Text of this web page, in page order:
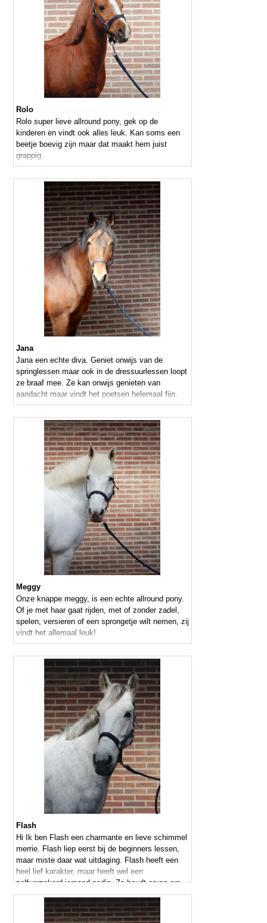
Rolo
Rolo super lieve allround pony, gek op de
kinderen en vindt ook alles leuk. Kan soms een
beetje boevig zijn maar dat maakt hem juist
grappig.
Jana
Jana een echte diva. Geniet onwijs van de
springlessen maar ook in de dressuurlessen loopt
ze braaf mee. Ze kan onwijs genieten van
aandacht maar vindt het poetsen helemaal fijn.
Meggy
Onze knappe meggy, is een echte allround pony.
Of je met haar gaat rijden, met of zonder zadel,
spelen, versieren of een sprongetje wilt nemen, zij
vindt het allemaal leuk!
Flash
Hi Ik ben Flash een charmante en lieve schimmel
merrie. Flash liep eerst bij de beginners lessen,
maar miste daar wat uitdaging. Flash heeft een
heel lief karakter, maar heeft wel een
zelfverzekerd iemand nodig. Ze houdt ervan om
gepoetst te worden en doet er ook alles aan om
weer mooi wit te worden.